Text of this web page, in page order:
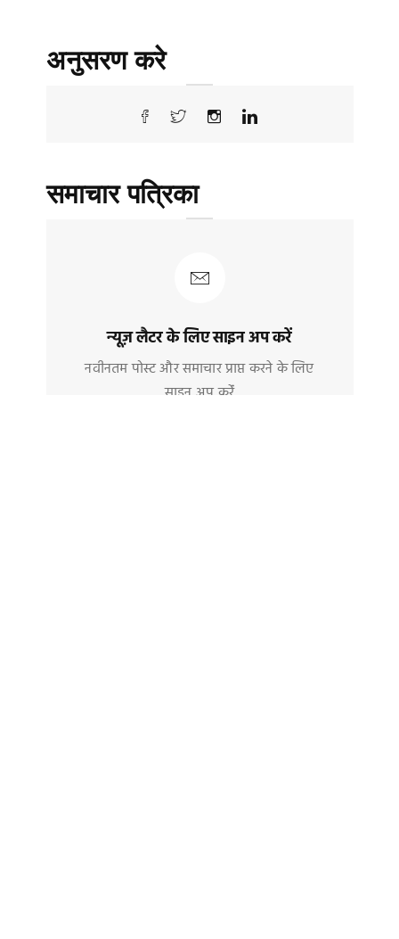
अनुसरण करे
समाचार पत्रिका
न्यूज़ लैटर के लिए साइन अप करें
नवीनतम पोस्ट और समाचार प्राप्त करने के लिए
साइन अप करेंं